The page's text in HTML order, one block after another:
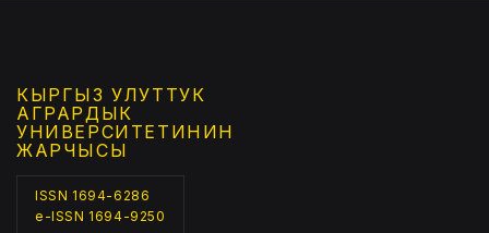
КЫРГЫЗ УЛУТТУК
АГРАРДЫК
УНИВЕРСИТЕТИНИН
ЖАРЧЫСЫ
ISSN 1694-6286
e-ISSN 1694-9250